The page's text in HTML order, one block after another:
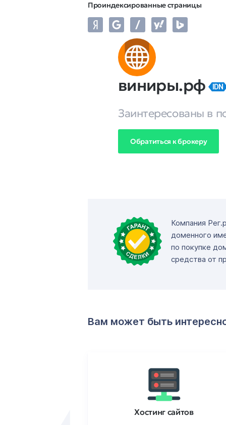
Проиндексированные страницы
виниры.рф IDN
Заинтересованы в
Обратиться к брокеру
Компания
доменного
по покупке
средства от
Вам может быть
Хостинг сайтов